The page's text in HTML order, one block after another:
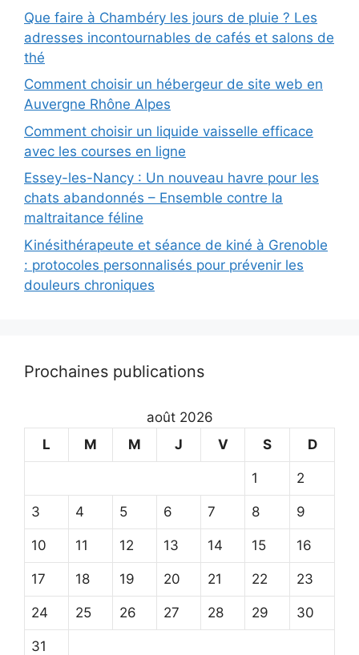
Que faire à Chambéry les jours de pluie ? Les
adresses incontournables de cafés et salons de
thé
Comment choisir un hébergeur de site web en
Auvergne Rhône Alpes
Comment choisir un liquide vaisselle efficace
avec les courses en ligne
Essey-les-Nancy : Un nouveau havre pour les
chats abandonnés – Ensemble contre la
maltraitance féline
Kinésithérapeute et séance de kiné à Grenoble
: protocoles personnalisés pour prévenir les
douleurs chroniques
Prochaines publications
août 2026
L
M M J V S D
1 2
3 4 5 6 7 8 9
10 11 12 13 14 15 16
17 18 19 20 21 22 23
24 25 26 27 28 29 30
31